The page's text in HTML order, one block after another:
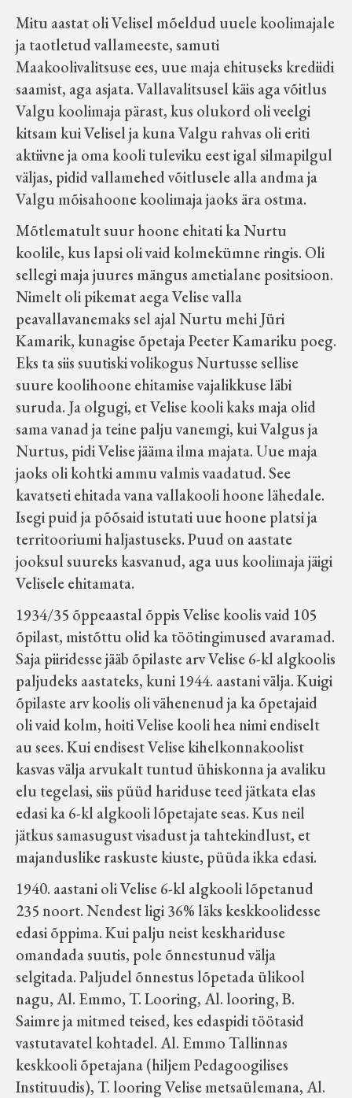
Mitu aastat oli Velisel mõeldud uuele koolimajale
ja taotletud vallameeste, samuti
Maakoolivalitsuse ees, uue maja ehituseks krediidi
saamist, aga asjata. Vallavalitsusel käis aga võitlus
Valgu koolimaja pärast, kus olukord oli veelgi
kitsam kui Velisel ja kuna Valgu rahvas oli eriti
aktiivne ja oma kooli tuleviku eest igal silmapilgul
väljas, pidid vallamehed võitlusele alla andma ja
Valgu mõisahoone koolimaja jaoks ära ostma.
Mõtlematult suur hoone ehitati ka Nurtu
koolile, kus lapsi oli vaid kolmekümne ringis. Oli
sellegi maja juures mängus ametialane positsioon.
Nimelt oli pikemat aega Velise valla
peavallavanemaks sel ajal Nurtu mehi Jüri
Kamarik, kunagise õpetaja Peeter Kamariku poeg.
Eks ta siis suutiski volikogus Nurtusse sellise
suure koolihoone ehitamise vajalikkuse läbi
suruda. Ja olgugi, et Velise kooli kaks maja olid
sama vanad ja teine palju vanemgi, kui Valgus ja
Nurtus, pidi Velise jääma ilma majata. Uue maja
jaoks oli kohtki ammu valmis vaadatud. See
kavatseti ehitada vana vallakooli hoone lähedale.
Isegi puid ja põõsaid istutati uue hoone platsi ja
territooriumi haljastuseks. Puud on aastate
jooksul suureks kasvanud, aga uus koolimaja jäigi
Velisele ehitamata.
1934/35 õppeaastal õppis Velise koolis vaid 105
õpilast, mistõttu olid ka töötingimused avaramad.
Saja piiridesse jääb õpilaste arv Velise 6-kl algkoolis
paljudeks aastateks, kuni 1944. aastani välja. Kuigi
õpilaste arv koolis oli vähenenud ja ka õpetajaid
oli vaid kolm, hoiti Velise kooli hea nimi endiselt
au sees. Kui endisest Velise kihelkonnakoolist
kasvas välja arvukalt tuntud ühiskonna ja avaliku
elu tegelasi, siis püüd hariduse teed jätkata elas
edasi ka 6-kl algkooli lõpetajate seas. Kus neil
jätkus samasugust visadust ja tahtekindlust, et
majanduslike raskuste kiuste, püüda ikka edasi.
1940. aastani oli Velise 6-kl algkooli lõpetanud
235 noort. Nendest ligi 36% läks keskkoolidesse
edasi õppima. Kui palju neist keskhariduse
omandada suutis, pole õnnestunud välja
selgitada. Paljudel õnnestus lõpetada ülikool
nagu, Al. Emmo, T. Looring, Al. looring, B.
Saimre ja mitmed teised, kes edaspidi töötasid
vastutavatel kohtadel. Al. Emmo Tallinnas
keskkooli õpetajana (hiljem Pedagoogilises
Instituudis), T. looring Velise metsaülemana, Al.